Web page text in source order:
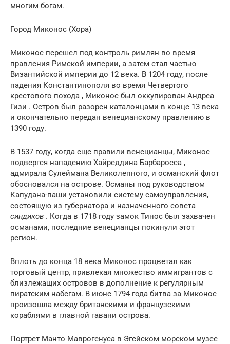
многим богам.
Город Миконос (Хора)
Миконос перешел под контроль римлян во время
правления Римской империи, а затем стал частью
Византийской империи до 12 века. В 1204 году, после
падения Константинополя во время Четвертого
крестового похода , Миконос был оккупирован Андреа
Гизи . Остров был разорен каталонцами в конце 13 века
и окончательно передан венецианскому правлению в
1390 году.
В 1537 году, когда еще правили венецианцы, Миконос
подвергся нападению Хайреддина Барбаросса ,
адмирала Сулеймана Великолепного, и османский флот
обосновался на острове. Османы под руководством
Капудана-паши установили систему самоуправления,
состоящую из губернатора и назначенного совета
синдиков . Когда в 1718 году замок Тинос был захвачен
османами, последние венецианцы покинули этот
регион.
Вплоть до конца 18 века Миконос процветал как
торговый центр, привлекая множество иммигрантов с
близлежащих островов в дополнение к регулярным
пиратским набегам. В июне 1794 года битва за Миконос
произошла между британскими и французскими
кораблями в главной гавани острова.
Портрет Манто Маврогенуса в Эгейском морском музее